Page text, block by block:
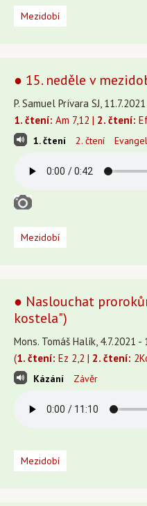
Mezidobí
● 15. neděle v
P. Samuel Prívara SJ,
1. čtení: Am 7,12 | 2. čtení:
1. čtení 2. čtení
Mezidobí
● Naslouchat
kostela")
Mons. Tomáš Halík, 4.7.2021
(1. čtení: Ez 2,2 | 2. čtení:
Kázání Závěr
Mezidobí